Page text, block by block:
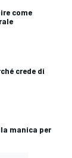
come
crede di
manica per